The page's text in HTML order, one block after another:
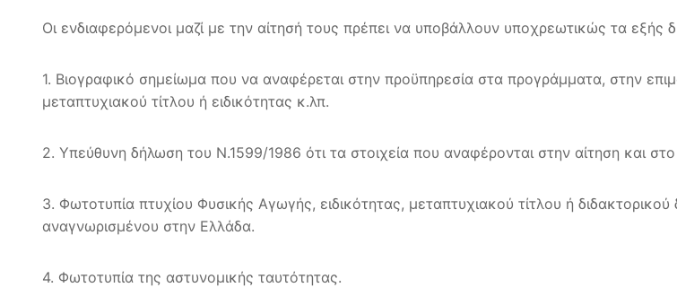
Οι ενδιαφερόμενοι μαζί με την αίτησή τους πρέπει να υποβάλλουν υποχρεωτικώς τα εξής
1. Βιογραφικό σημείωμα που να αναφέρεται στην προϋπηρεσία στα προγράμματα, στην
μεταπτυχιακού τίτλου ή ειδικότητας κ.λπ.
2. Υπεύθυνη δήλωση του Ν.1599/1986 ότι τα στοιχεία που αναφέρονται στην αίτηση και
3. Φωτοτυπία πτυχίου Φυσικής Αγωγής, ειδικότητας, μεταπτυχιακού τίτλου ή
αναγνωρισμένου στην Ελλάδα.
4. Φωτοτυπία της αστυνομικής ταυτότητας.